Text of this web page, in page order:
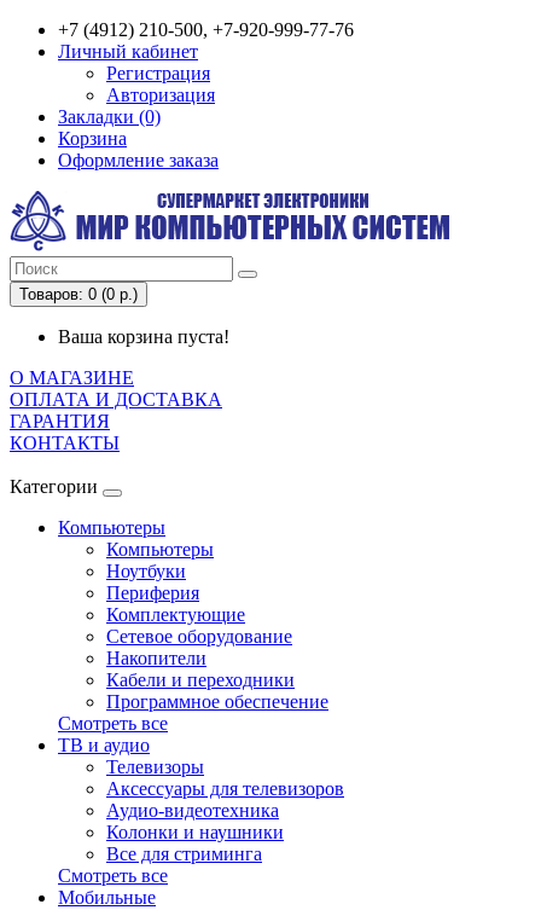
+7 (4912) 210-500, +7-920-999-77-76
Личный кабинет
Регистрация
Авторизация
Закладки (0)
Корзина
Оформление заказа
Товаров: 0 (0 р.)
Ваша корзина пуста!
О МАГАЗИНЕ
ОПЛАТА И ДОСТАВКА
ГАРАНТИЯ
КОНТАКТЫ
Категории
Компьютеры
Компьютеры
Ноутбуки
Периферия
Комплектующие
Сетевое оборудование
Накопители
Кабели и переходники
Программное обеспечение
Смотреть все
ТВ и аудио
Телевизоры
Аксессуары для телевизоров
Аудио-видеотехника
Колонки и наушники
Все для стриминга
Смотреть все
Мобильные